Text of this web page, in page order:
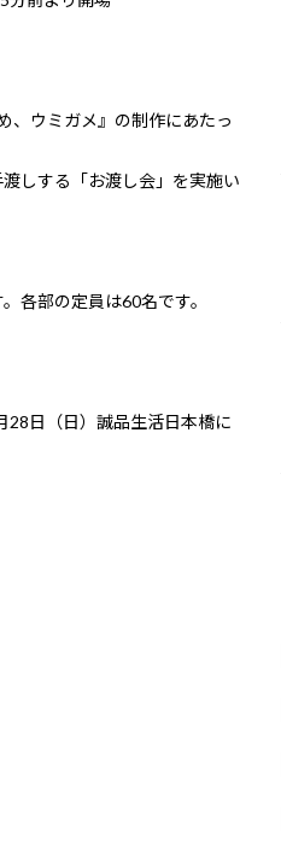
、ウミガメ』の制作にあたっ
しする「お渡し会」を実施い
各部の定員は60名です。
28日（日）誠品生活日本橋に